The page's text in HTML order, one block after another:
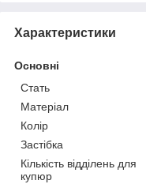
Характеристики
Основні
Стать
Матеріал
Колір
Застібка
Кількість відділень для
купюр